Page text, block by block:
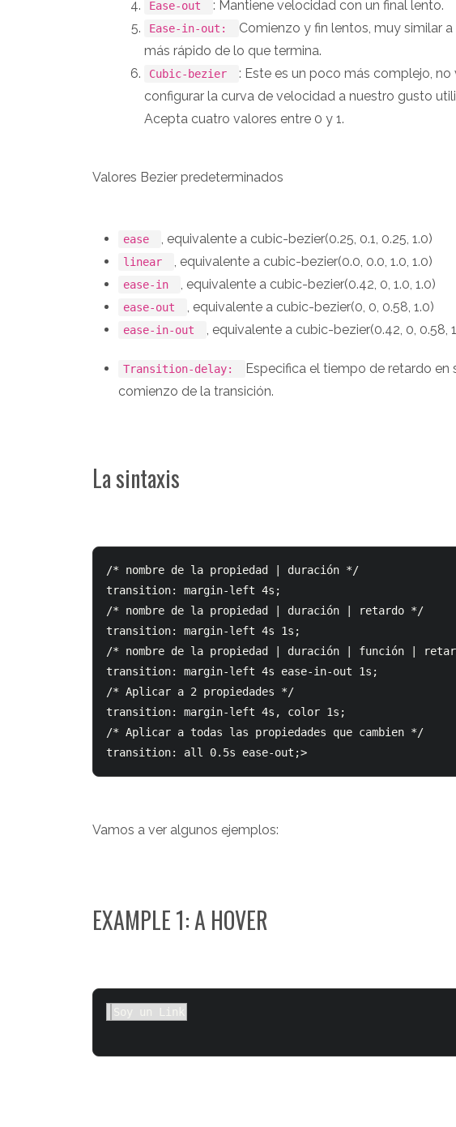
Ease-out : Mantiene velocidad con un final lento.
Ease-in-out:
Comienzo y fin lentos, muy similar
más rápido de lo que termina.
Cubic-bezier
: Este es un poco más complejo,
configurar la curva de velocidad a nuestro gusto
Acepta cuatro valores entre 0 y 1.
Valores Bezier predeterminados
ease , equivalente a cubic-bezier(0.25, 0.1, 0.25, 1.0)
linear , equivalente a cubic-bezier(0.0, 0.0, 1.0, 1.0)
ease-in , equivalente a cubic-bezier(0.42, 0, 1.0, 1.0)
ease-out , equivalente a cubic-bezier(0, 0, 0.58, 1.0)
ease-in-out , equivalente a cubic-bezier(0.42, 0, 0.58,
Transition-delay:
Especifica el tiempo de retardo
comienzo de la transición.
La sintaxis
/* nombre de la propiedad | duración */
transition: margin-left 4s;
/* nombre de la propiedad | duración | retardo */
transition: margin-left 4s 1s;
/* nombre de la propiedad | duración | función |
transition: margin-left 4s ease-in-out 1s;
/* Aplicar a 2 propiedades */
transition: margin-left 4s, color 1s;
/* Aplicar a todas las propiedades que cambien */
Vamos a ver algunos ejemplos:
EXAMPLE 1: A HOVER
Soy un Link